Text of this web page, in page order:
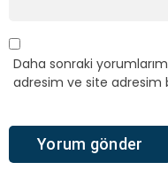
Daha sonraki
adresim ve site adresim